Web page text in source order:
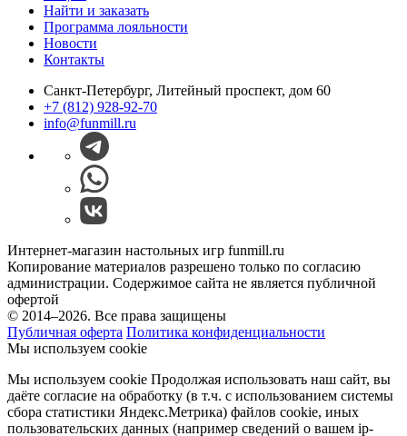
Найти и заказать
Программа лояльности
Новости
Контакты
Санкт-Петербург, Литейный проспект, дом 60
+7 (812) 928-92-70
info@funmill.ru
Интернет-магазин настольных игр funmill.ru
Копирование материалов разрешено только по согласию
администрации. Содержимое сайта не является публичной
офертой
© 2014–2026. Все права защищены
Публичная оферта Политика конфиденциальности
Мы используем cookie
Мы используем cookie Продолжая использовать наш cайт, вы
даёте согласие на обработку (в т.ч. с использованием системы
сбора статистики Яндекс.Метрика) файлов cookie, иных
пользовательских данных (например сведений о вашем ip-